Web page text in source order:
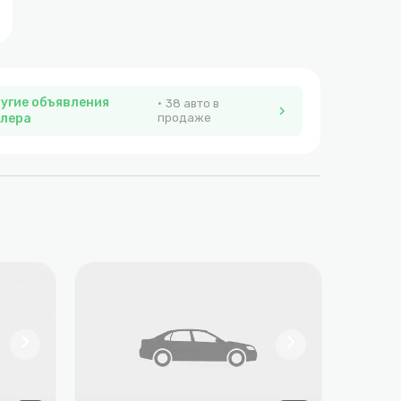
объявления
38 авто в
продаже
chevron_right